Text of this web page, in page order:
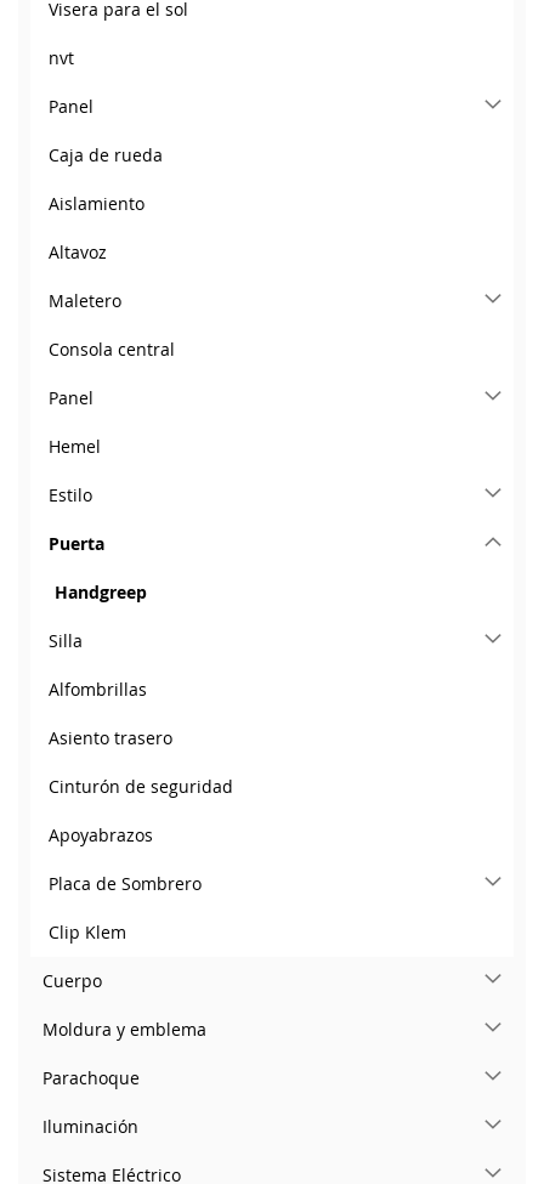
Visera para el sol
nvt
Panel
Caja de rueda
Aislamiento
Altavoz
Maletero
Consola central
Panel
Hemel
Estilo
Puerta
Handgreep
Silla
Alfombrillas
Asiento trasero
Cinturón de seguridad
Apoyabrazos
Placa de Sombrero
Clip Klem
Cuerpo
Moldura y emblema
Parachoque
Iluminación
Sistema Eléctrico